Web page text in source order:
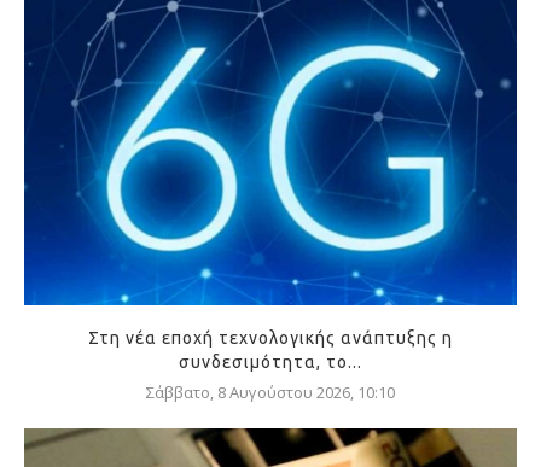
Στη νέα εποχή τεχνολογικής ανάπτυξης η
συνδεσιμότητα, το...
Σάββατο, 8 Αυγούστου 2026, 10:10